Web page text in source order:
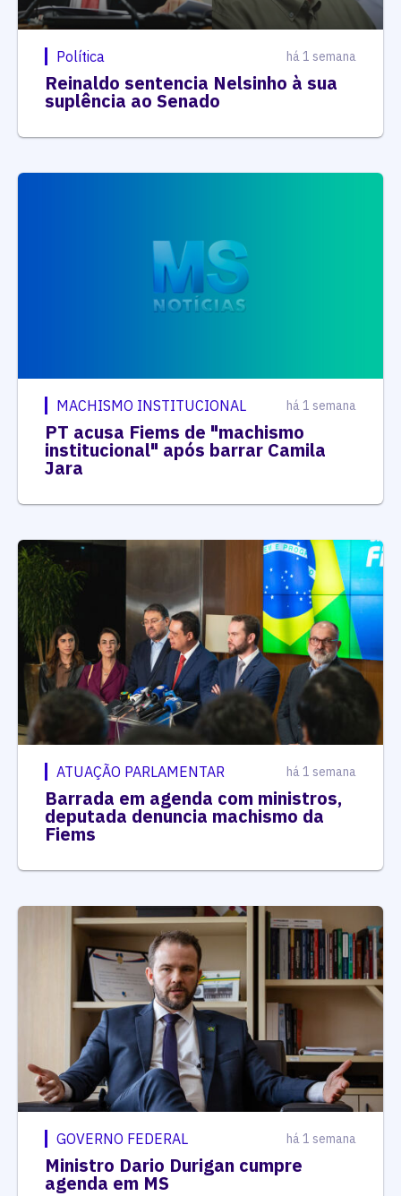
Política há 1 semana
Reinaldo sentencia Nelsinho à sua
suplência ao Senado
MACHISMO INSTITUCIONAL há 1 semana
PT acusa Fiems de "machismo
institucional" após barrar Camila
Jara
ATUAÇÃO PARLAMENTAR há 1 semana
Barrada em agenda com ministros,
deputada denuncia machismo da
Fiems
GOVERNO FEDERAL há 1 semana
Ministro Dario Durigan cumpre
agenda em MS